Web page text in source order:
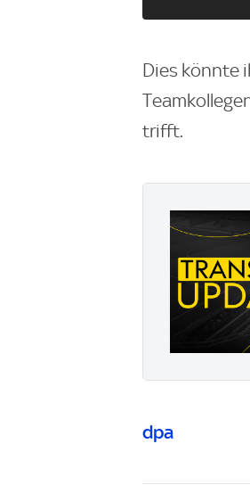
Dies könnte
trifft.
dpa